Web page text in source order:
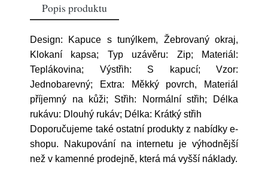
Popis produktu
Design: Kapuce s tunýlkem, Žebrovaný okraj,
Klokaní kapsa; Typ uzávěru: Zip; Materiál:
Teplákovina; Výstřih: S kapucí; Vzor:
Jednobarevný; Extra: Měkký povrch, Materiál
příjemný na kůži; Střih: Normální střih; Délka
rukávu: Dlouhý rukáv; Délka: Krátký střih
Doporučujeme také ostatní produkty z nabídky e-
shopu. Nakupování na internetu je výhodnější
než v kamenné prodejně, která má vyšší náklady.